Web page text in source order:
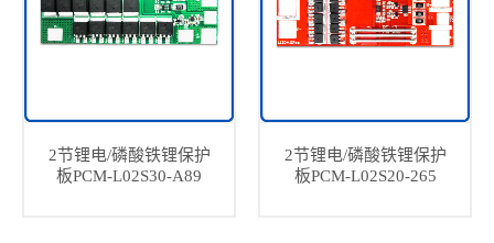
2节锂电/磷酸铁锂保护
板PCM-L02S30-A89
2节锂电/磷酸铁锂保护
板PCM-L02S20-265